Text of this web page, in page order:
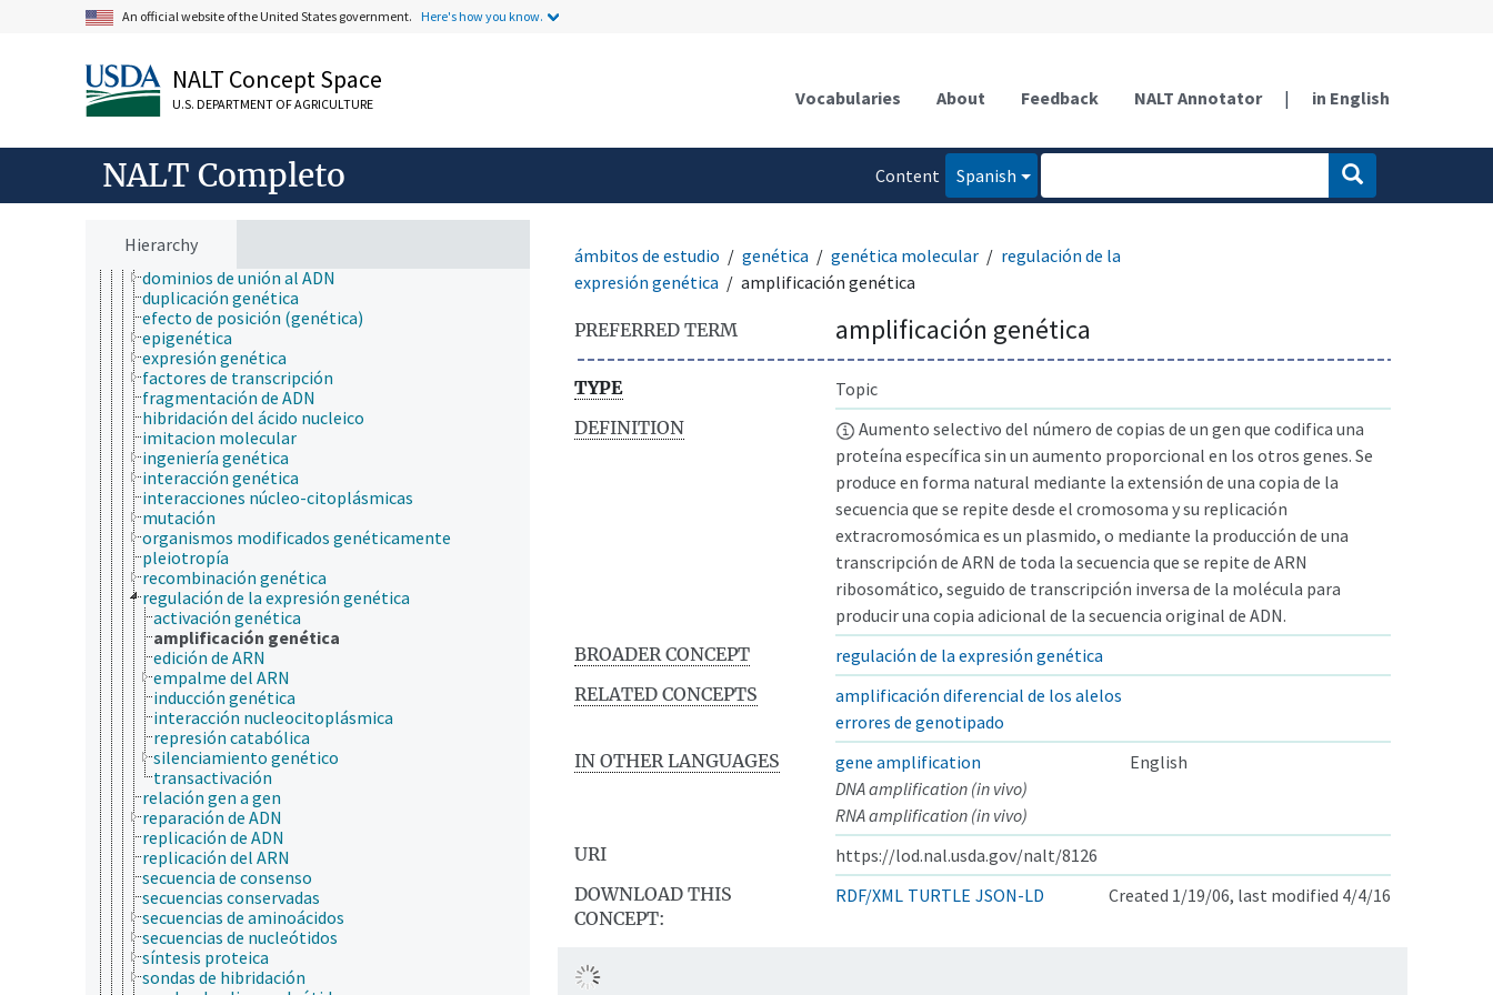
An official website of the United States government. Here's how you know.
NALT Concept Space
U.S. DEPARTMENT OF AGRICULTURE Vocabularies About Feedback NALT Annotator | in English
NALT Completo
Content
Spanish
Hierarchy
genética humana
ácidos nucléicos
ampliación del genoma
análisis para la determinación del sexo
código genético
complementación genética
conformación de ácido nucleico
conversión genética
daño al ADN
dominios de unión al ADN
duplicación genética
efecto de posición (genética)
epigenética
expresión genética
factores de transcripción
fragmentación de ADN
hibridación del ácido nucleico
imitacion molecular
ingeniería genética
interacción genética
interacciones núcleo-citoplásmicas
mutación
organismos modificados genéticamente
pleiotropía
recombinación genética
regulación de la expresión genética
activación genética
amplificación genética
edición de ARN
empalme del ARN
inducción genética
interacción nucleocitoplásmica
represión catabólica
silenciamiento genético
transactivación
relación gen a gen
reparación de ADN
replicación de ADN
replicación del ARN
secuencia de consenso
secuencias conservadas
secuencias de aminoácidos
secuencias de nucleótidos
síntesis proteica
sondas de hibridación
ámbitos de estudio genética genética molecular
regulación de la
expresión genética
amplificación genética
PREFERRED TERM amplificación genética
TYPE
Topic
DEFINITION
Aumento selectivo del número de copias de un gen que codifica una
proteína específica sin un aumento proporcional en los otros genes. Se
produce en forma natural mediante la extensión de una copia de la
secuencia que se repite desde el cromosoma y su replicación
extracromosómica es un plasmido, o mediante la producción de una
transcripción de ARN de toda la secuencia que se repite de ARN
ribosomático, seguido de transcripción inversa de la molécula para
producir una copia adicional de la secuencia original de ADN.
BROADER CONCEPT
regulación de la expresión genética
RELATED CONCEPTS
amplificación diferencial de los alelos
errores de genotipado
IN OTHER LANGUAGES
gene amplification
English
DNA amplification (in vivo)
RNA amplification (in vivo)
URI
https://lod.nal.usda.gov/nalt/8126
DOWNLOAD THIS
CONCEPT:
RDF/XML TURTLE JSON-LD Created 1/19/06, last modified 4/4/16